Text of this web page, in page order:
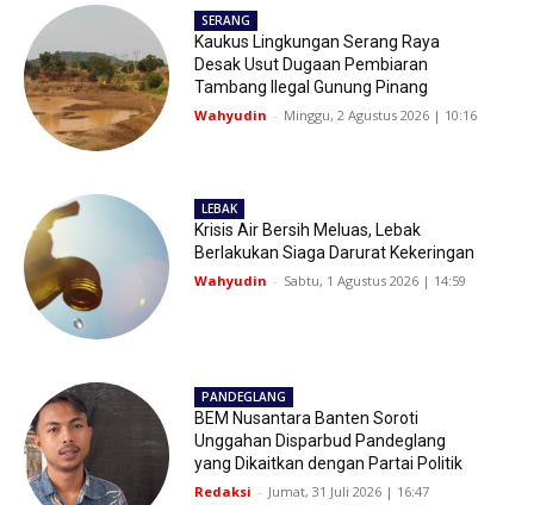
SERANG
Kaukus Lingkungan Serang Raya
Desak Usut Dugaan Pembiaran
Tambang Ilegal Gunung Pinang
Wahyudin - Minggu, 2 Agustus 2026 | 10:16
LEBAK
Krisis Air Bersih Meluas, Lebak
Berlakukan Siaga Darurat Kekeringan
Wahyudin - Sabtu, 1 Agustus 2026 | 14:59
PANDEGLANG
BEM Nusantara Banten Soroti
Unggahan Disparbud Pandeglang
yang Dikaitkan dengan Partai Politik
Redaksi - Jumat, 31 Juli 2026 | 16:47